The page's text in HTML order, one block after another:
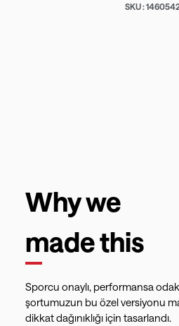
SKU :
Why we
made this
Sporcu onaylı, performansa
şortumuzun bu özel versiyonu
dikkat dağınıklığı için tasarlandı.